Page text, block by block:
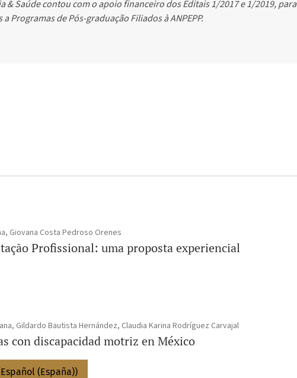
& Saúde contou com o apoio financeiro dos Editais 1/2017 e 1/2019, para
Programas de Pós-graduação Filiados à ANPEPP.
Giovana Costa Pedroso Orenes
Profissional: uma proposta experiencial
Gildardo Bautista Hernández, Claudia Karina Rodríguez Carvajal
con discapacidad motriz en México
(España))